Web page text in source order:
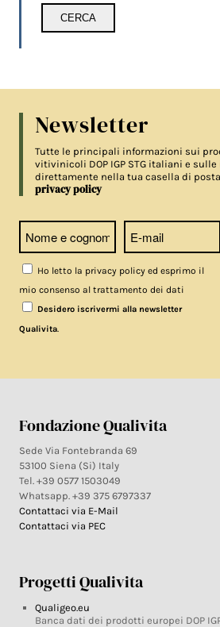
Newsletter
Tutte le principali informazioni sui
vitivinicoli DOP IGP STG italiani e
direttamente nella tua casella di
privacy policy
Ho letto la privacy policy ed esprimo il
mio consenso al trattamento dei dati
Desidero iscrivermi alla newsletter
Qualivita.
Fondazione Qualivita
Sede Via Fontebranda 69
53100 Siena (Si) Italy
Tel. +39 0577 1503049
Whatsapp. +39 375 6797337
Contattaci via E-Mail
Contattaci via PEC
Progetti Qualivita
Qualigeo.eu
Banca dati dei prodotti europei DOP